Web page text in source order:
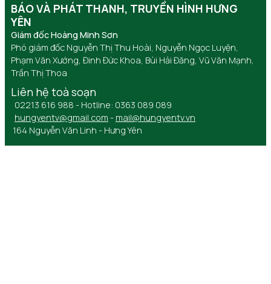
BÁO VÀ PHÁT THANH, TRUYỀN HÌNH HƯNG
YÊN
Giám đốc Hoàng Minh Sơn
Phó giám đốc Nguyễn Thị Thu Hoài, Nguyễn Ngọc Luyện,
Phạm Văn Xướng, Đinh Đức Khoa, Bùi Hải Đăng, Vũ Văn Mạnh,
Trần Thị Thoa
Liên hệ toà soạn
02213 616 988 - Hotline: 0363 089 089
hungyentv@gmail.com - mail@hungyentv.vn
164 Nguyễn Văn Linh - Hưng Yên